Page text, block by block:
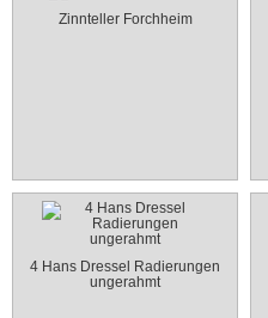
Zinnteller Forchheim
4 Hans Dressel Radierungen
ungerahmt